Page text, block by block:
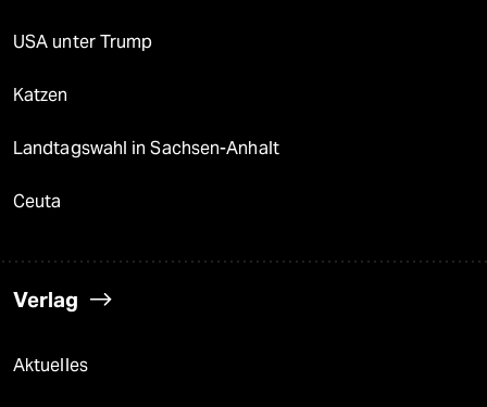
USA unter Trump
Katzen
Landtagswahl in Sachsen-Anhalt
Ceuta
Verlag
Aktuelles